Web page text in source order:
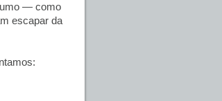
— como
escapar da